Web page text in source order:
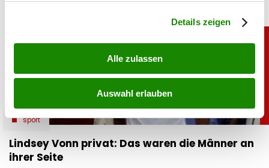
Details zeigen
Alle zulassen
Auswahl erlauben
sport
Lindsey Vonn privat: Das waren die Männer an
ihrer Seite